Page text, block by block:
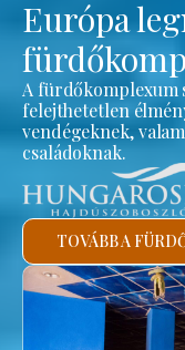
Európa
A fürdőkomplexum
felejthetetlen
vendégeknek,
családoknak.
TOVÁBB A